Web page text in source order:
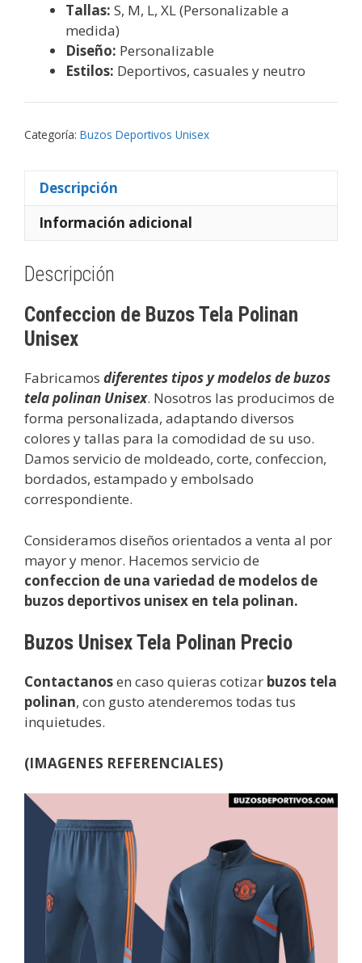
Tallas: S, M, L, XL (Personalizable a
medida)
Diseño: Personalizable
Estilos: Deportivos, casuales y neutro
Categoría: Buzos Deportivos Unisex
Descripción
Información adicional
Descripción
Confeccion de Buzos Tela Polinan
Unisex
Fabricamos diferentes tipos y modelos de buzos
tela polinan Unisex. Nosotros las producimos de
forma personalizada, adaptando diversos
colores y tallas para la comodidad de su uso.
Damos servicio de moldeado, corte, confeccion,
bordados, estampado y embolsado
correspondiente.
Consideramos diseños orientados a venta al por
mayor y menor. Hacemos servicio de
confeccion de una variedad de modelos de
buzos deportivos unisex en tela polinan.
Buzos Unisex Tela Polinan Precio
Contactanosen caso quieras cotizar buzos tela
polinan, con gusto atenderemos todas tus
inquietudes.
(IMAGENES REFERENCIALES)